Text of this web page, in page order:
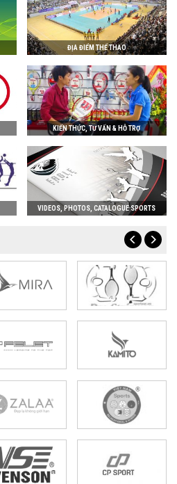
ĐỊA ĐIỂM THỂ THAO
KIẾN THỨC, TƯ VẤN & HỖ TRỢ
VIDEOS, PHOTOS, CATALOGUE SPORTS